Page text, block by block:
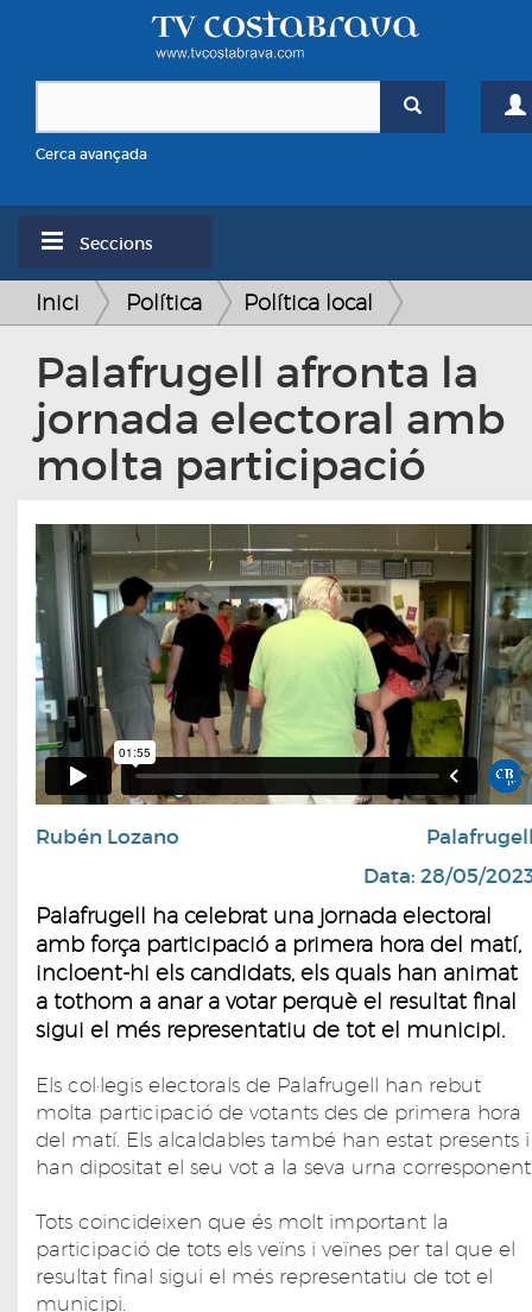
Cerca avançada
Seccions
Inici Política Política local
Palafrugell afronta la
jornada electoral amb
molta participació
Rubén Lozano
Data: 28/05/
Palafrugell ha celebrat una jornada electoral
amb força participació a primera hora del matí,
incloent-hi els candidats, els quals han animat
a tothom a anar a votar perquè el resultat final
sigui el més representatiu de tot el municipi.
Els col·legis electorals de Palafrugell han rebut
molta participació de votants des de primera hora
del matí. Els alcaldables també han estat presents i
han dipositat el seu vot a la seva urna
Tots coincideixen que és molt important la
participació de tots els veïns i veïnes per tal que el
resultat final sigui el més representatiu de tot el
municipi.